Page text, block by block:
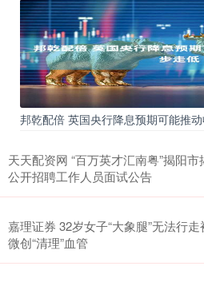
邦乾配倍 英国央行降息预期可能推
天天配资网 “百万英才汇南粤”揭阳
公开招聘工作人员面试公告
嘉理证券 32岁女子“大象腿”无法行
微创“清理”血管